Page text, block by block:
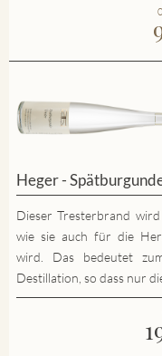
Heger -
Dieser Tresterbrand
wie sie auch für die
wird. Das bedeutet
Destillation, so dass nur